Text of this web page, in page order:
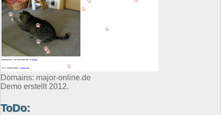
Domains: major-online.de
Demo erstellt 2012.
ToDo: